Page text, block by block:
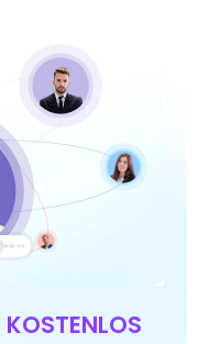
KOSTENLOS